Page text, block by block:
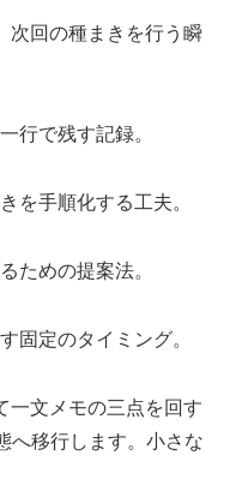
次回の種まきを行う瞬
行で残す記録。
を手順化する工夫。
ための提案法。
固定のタイミング。
一文メモの三点を回す
へ移行します。小さな